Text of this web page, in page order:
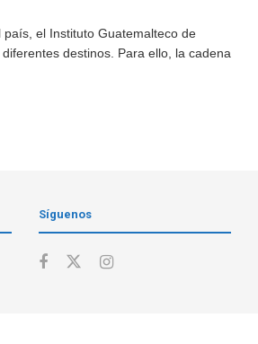
el Instituto Guatemalteco de
destinos. Para ello, la cadena
Síguenos